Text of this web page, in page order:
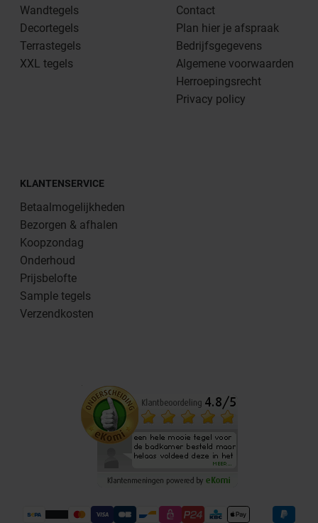
Wandtegels
Decortegels
Terrastegels
XXL tegels
Contact
Plan hier je afspraak
Bedrijfsgegevens
Algemene voorwaarden
Herroepingsrecht
Privacy policy
KLANTENSERVICE
Betaalmogelijkheden
Bezorgen & afhalen
Koopzondag
Onderhoud
Prijsbelofte
Sample tegels
Verzendkosten